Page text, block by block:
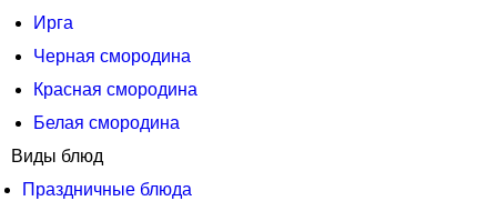
Ирга
Черная смородина
Красная смородина
Белая смородина
Виды блюд
Праздничные блюда